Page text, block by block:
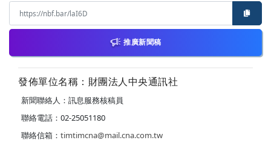
推廣新聞稿
發佈單位名稱：財團法人中央通訊社
新聞聯絡人：訊息服務核稿員
聯絡電話：02-25051180
聯絡信箱： timtimcna@mail.cna.com.tw